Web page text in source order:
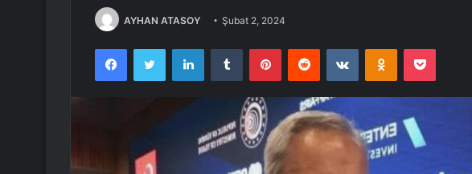
AYHAN ATASOY Şubat 2, 2024
FacebookTwitter LinkedInTumblr PinterestReddit VKontakteOdnoklassniki
Pocket